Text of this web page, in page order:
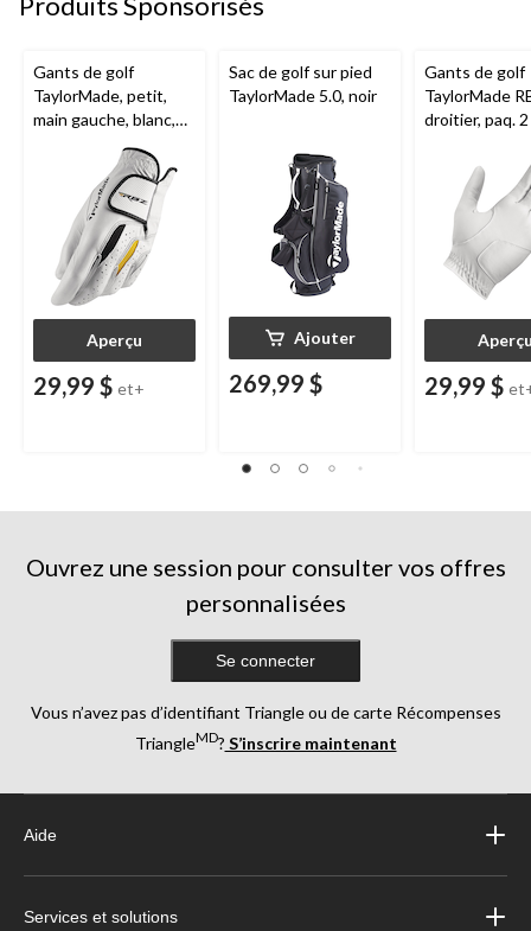
Gants de golf
TaylorMade, petit,
main gauche, blanc,
Aperçu
29,99 $ et+
Sac de golf sur pied
TaylorMade 5.0, noir
Ajouter
269,99 $
Gants de golf
TaylorMade
droitier, paq. 2
29,99 $
Ouvrez une session pour consulter vos offres
personnalisées
Se connecter
Vous n’avez pas d’identifiant Triangle ou de carte Récompenses
TriangleMD? S’inscrire maintenant
Aide
Services et solutions